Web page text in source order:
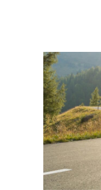
Setmana
Santa
amb
moto:
rutes,
aventures
seguretat